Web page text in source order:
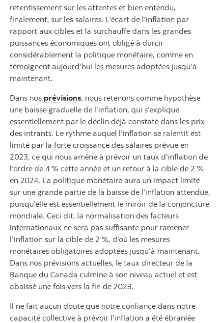
retentissement sur les attentes et bien entendu,
finalement, sur les salaires. L’écart de l’inflation par
rapport aux cibles et la surchauffe dans les grandes
puissances économiques ont obligé à durcir
considérablement la politique monétaire, comme en
témoignent aujourd’hui les mesures adoptées jusqu’à
maintenant.
Dans nos prévisions, nous retenons comme hypothèse
une baisse graduelle de l’inflation, qui s’explique
essentiellement par le déclin déjà constaté dans les prix
des intrants. Le rythme auquel l’inflation se ralentit est
limité par la forte croissance des salaires prévue en
2023, ce qui nous amène à prévoir un taux d’inflation de
l’ordre de 4 % cette année et un retour à la cible de 2 %
en 2024. La politique monétaire aura un impact limité
sur une grande partie de la baisse de l’inflation attendue,
puisqu’elle est essentiellement le miroir de la conjoncture
mondiale. Ceci dit, la normalisation des facteurs
internationaux ne sera pas suffisante pour ramener
l’inflation sur la cible de 2 %, d’où les mesures
monétaires obligatoires adoptées jusqu’à maintenant.
Dans nos prévisions actuelles, le taux directeur de la
Banque du Canada culmine à son niveau actuel et est
abaissé une fois vers la fin de 2023.
Il ne fait aucun doute que notre confiance dans notre
capacité collective à prévoir l’inflation a été ébranlée